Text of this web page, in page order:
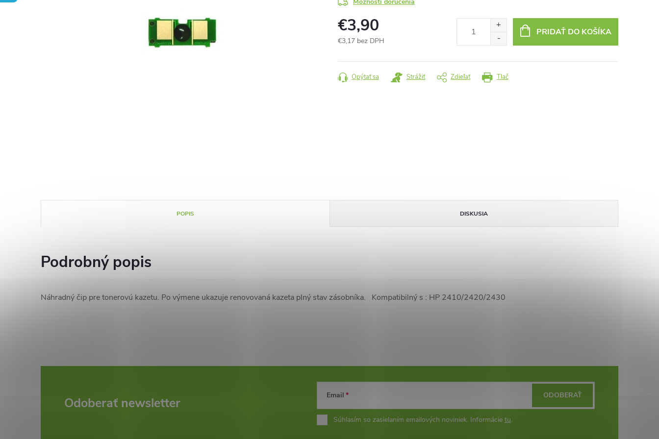
€3,90
€3,17 bez DPH
cena:
PRIDAŤ DO KOŠÍKA
Tlač
Opýtať sa Strážiť Zdieľať
POPIS DISKUSIA
Podrobný popis
Náhradný čip pre tonerovú kazetu. Po výmene ukazuje renovovaná kazeta plný stav zásobníka. Kompatibilný s : HP 2410/2420/2430
Odoberať newsletter Email
Súhlasím so zasielaním emailových noviniek. Informácie tu.
ODOBERAŤ